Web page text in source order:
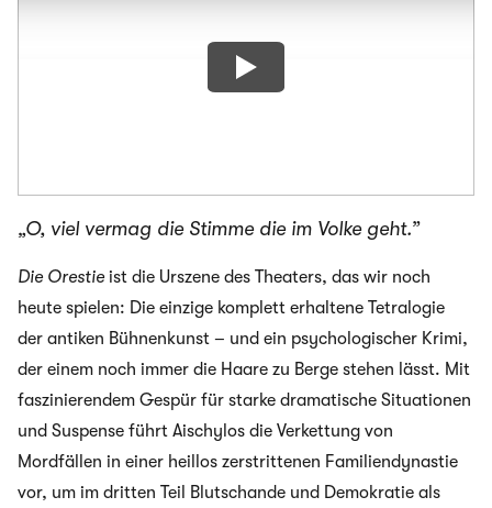
„O, viel vermag die Stimme die im Volke geht.”
Die Orestieist die Urszene des Theaters, das wir noch
heute spielen: Die einzige komplett erhaltene Tetralogie
der antiken Bühnenkunst – und ein psychologischer Krimi,
der einem noch immer die Haare zu Berge stehen lässt. Mit
faszinierendem Gespür für starke dramatische Situationen
und Suspense führt Aischylos die Verkettung von
Mordfällen in einer heillos zerstrittenen Familiendynastie
vor, um im dritten Teil Blutschande und Demokratie als